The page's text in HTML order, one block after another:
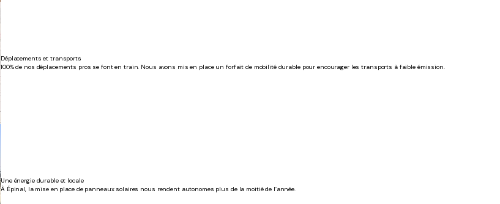
Déplacements et transports
100% de nos déplacements pros se font en train. Nous avons mis en place un forfait de mobilité durable pour encourager les transports à faible émission.
Une énergie durable et locale
À Épinal, la mise en place de panneaux solaires nous rendent autonomes plus de la moitié de l’année.